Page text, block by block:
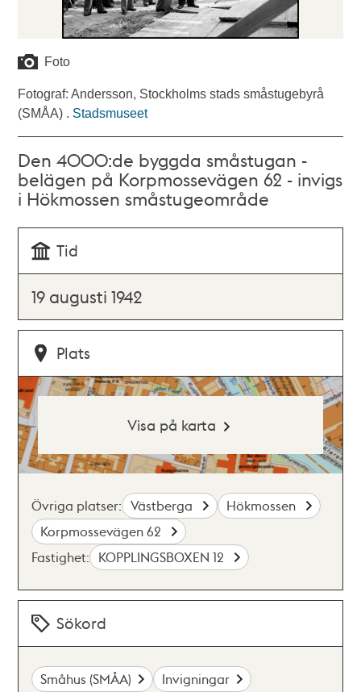
Foto
Fotograf: Andersson, Stockholms stads småstugebyrå
(SMÅA) . Stadsmuseet
Den 4000:de byggda småstugan -
belägen på Korpmossevägen 62 - invigs
i Hökmossen småstugeområde
Tid
19 augusti 1942
Plats
Visa på karta
Övriga platser: Västberga
Hökmossen
Korpmossevägen 62
Fastighet: KOPPLINGSBOXEN 12
Sökord
Småhus (SMÅA) Invigningar